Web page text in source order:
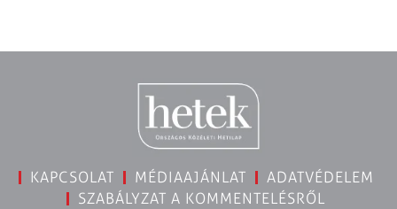
KAPCSOLAT MÉDIAAJÁNLAT
ADATVÉDELEM
SZABÁLYZAT A KOMMENTELÉSRŐL